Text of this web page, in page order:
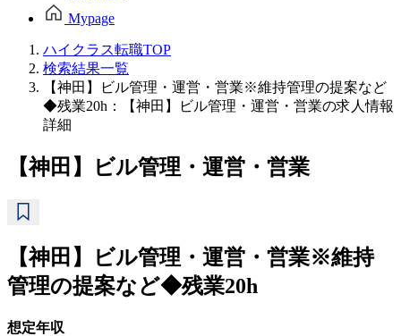
Mypage
ハイクラス転職TOP
検索結果一覧
【神田】ビル管理・運営・営業※維持管理の提案など
◆残業20h：【神田】ビル管理・運営・営業の求人情報
詳細
【神田】ビル管理・運営・営業
【神田】ビル管理・運営・営業※維持
管理の提案など◆残業20h
想定年収